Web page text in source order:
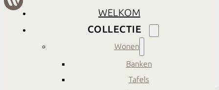
WELKOM
COLLECTIE
Wonen
Banken
Tafels